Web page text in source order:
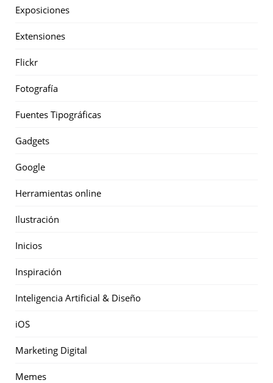
Exposiciones
Extensiones
Flickr
Fotografía
Fuentes Tipográficas
Gadgets
Google
Herramientas online
Ilustración
Inicios
Inspiración
Inteligencia Artificial & Diseño
iOS
Marketing Digital
Memes